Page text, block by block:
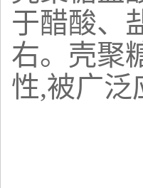
于醋酸、
右。壳聚
性,被广泛